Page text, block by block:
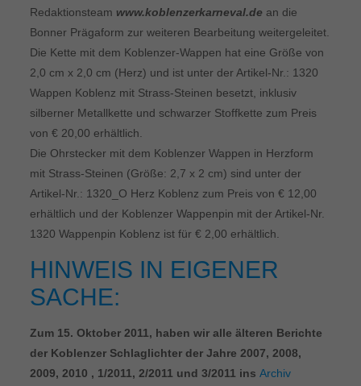
Redaktionsteam www.koblenzerkarneval.de an die
Bonner Prägaform zur weiteren Bearbeitung weitergeleitet.
Die Kette mit dem Koblenzer-Wappen hat eine Größe von
2,0 cm x 2,0 cm (Herz) und ist unter der Artikel-Nr.: 1320
Wappen Koblenz mit Strass-Steinen besetzt, inklusiv
silberner Metallkette und schwarzer Stoffkette zum Preis
von € 20,00 erhältlich.
Die Ohrstecker mit dem Koblenzer Wappen in Herzform
mit Strass-Steinen (Größe: 2,7 x 2 cm) sind unter der
Artikel-Nr.: 1320_O Herz Koblenz zum Preis von € 12,00
erhältlich und der Koblenzer Wappenpin mit der Artikel-Nr.
1320 Wappenpin Koblenz ist für € 2,00 erhältlich.
HINWEIS IN EIGENER
SACHE:
Zum 15. Oktober 2011, haben wir alle älteren Berichte
der Koblenzer Schlaglichter der Jahre 2007, 2008,
2009, 2010 , 1/2011, 2/2011 und 3/2011 ins Archiv